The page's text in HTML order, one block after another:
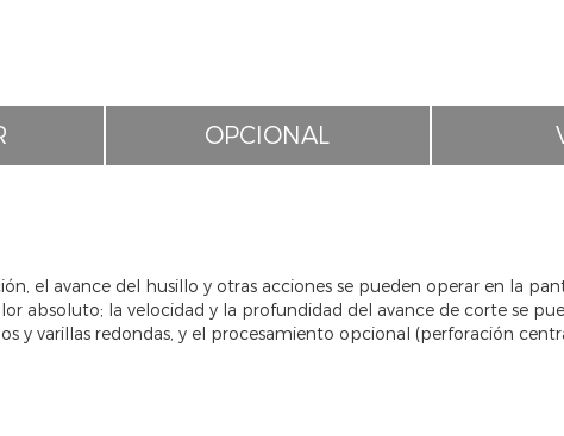
OPCIONAL
el avance del husillo y otras acciones se pueden operar en la
absoluto; la velocidad y la profundidad del avance de corte se
y varillas redondas, y el procesamiento opcional (perforación